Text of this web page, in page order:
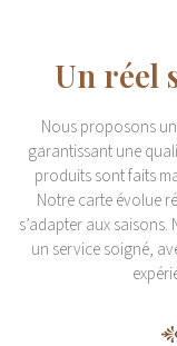
Un réel
Nous proposons
garantissant une
produits sont faits
Notre carte évolue
s’adapter aux
un service soigné,